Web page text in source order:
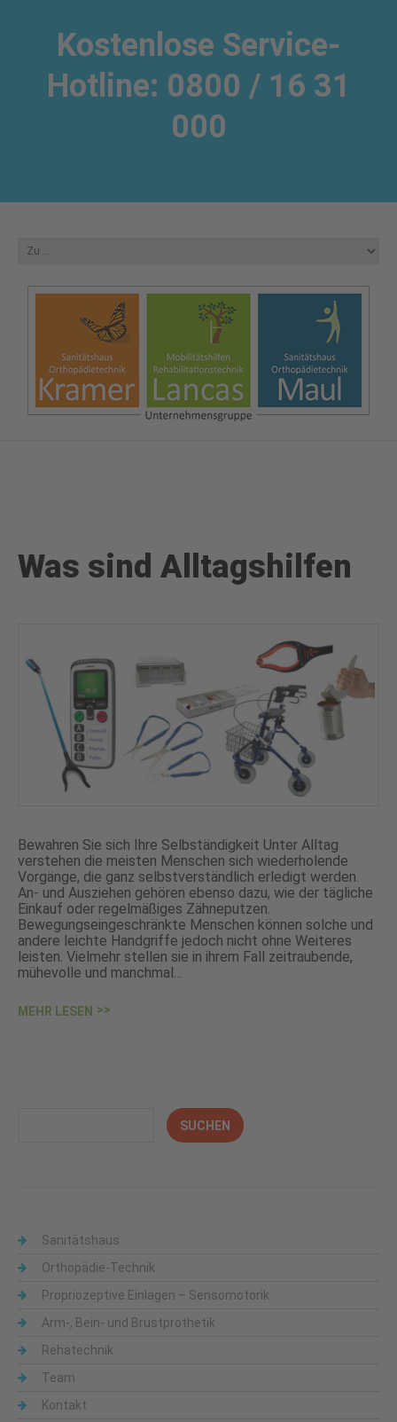
Kostenlose Service-
Hotline: 0800 / 16 31
000
Was sind Alltagshilfen
Bewahren Sie sich Ihre Selbständigkeit Unter Alltag
verstehen die meisten Menschen sich wiederholende
Vorgänge, die ganz selbstverständlich erledigt werden.
An- und Ausziehen gehören ebenso dazu, wie der tägliche
Einkauf oder regelmäßiges Zähneputzen.
Bewegungseingeschränkte Menschen können solche und
andere leichte Handgriffe jedoch nicht ohne Weiteres
leisten. Vielmehr stellen sie in ihrem Fall zeitraubende,
mühevolle und manchmal…
MEHR LESEN
Sanitätshaus
Orthopädie-Technik
Propriozeptive Einlagen – Sensomotorik
Arm-, Bein- und Brustprothetik
Rehatechnik
Team
Kontakt